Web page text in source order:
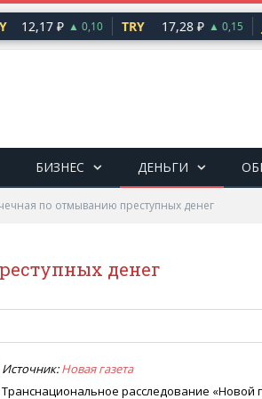
₽ ▲ 0,10 TRY 17,28 ₽ ▲ 0,15 JPY
БИЗНЕС ДЕНЬГИ
по отмыванию преступных денег
денег
Источник:Новая газета
Транснациональное расследование «Новой